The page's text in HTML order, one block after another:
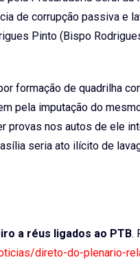
de corrupção passiva e
Pinto (Bispo
formação de quadrilha
pela imputação do
provas nos autos de ele
seria ato ilícito de
a réus ligados ao PTB.
direto-do-plenario-